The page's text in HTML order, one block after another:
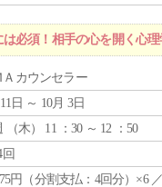
必須！相手の心を開く心理
Ａカウンセラー
日 ～ 10月 3日
（木） 11 ：30 ～ 12 ：50
回
円（分割支払：4回分）×6